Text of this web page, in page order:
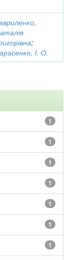
;
І. О.
1
1
1
1
1
1
1